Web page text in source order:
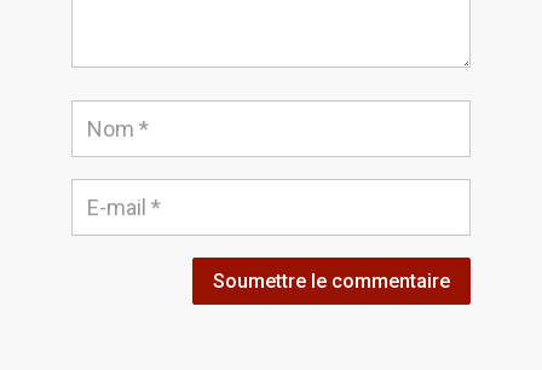
Soumettre le commentaire